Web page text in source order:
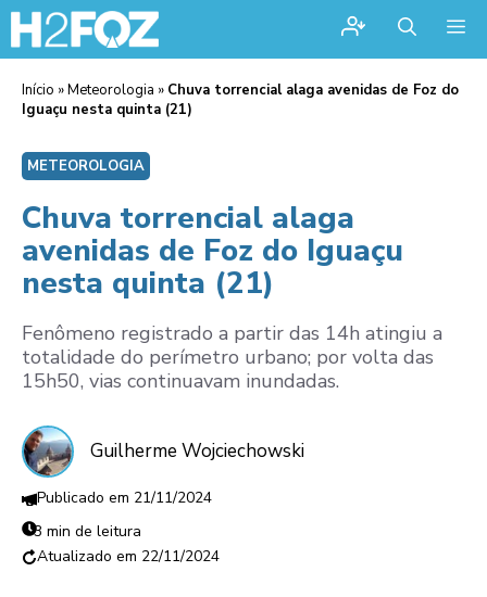
Início »Meteorologia » Chuva torrencial alaga avenidas de Foz do
Iguaçu nesta quinta (21)
METEOROLOGIA
Chuva torrencial alaga
avenidas de Foz do Iguaçu
nesta quinta (21)
Fenômeno registrado a partir das 14h atingiu a
totalidade do perímetro urbano; por volta das
15h50, vias continuavam inundadas.
Guilherme Wojciechowski
21/11/2024
3 min de leitura
22/11/2024